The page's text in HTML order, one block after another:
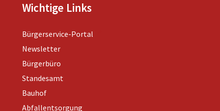
Wichtige Links
Bürgerservice-Portal
Newsletter
Bürgerbüro
Standesamt
Bauhof
Abfallentsorgung